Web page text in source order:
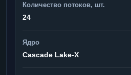
Количество потоков, шт.
24
Ядро
Cascade Lake-X